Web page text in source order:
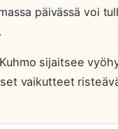
päivässä voi
Kuhmo sijaitsee
vaikutteet